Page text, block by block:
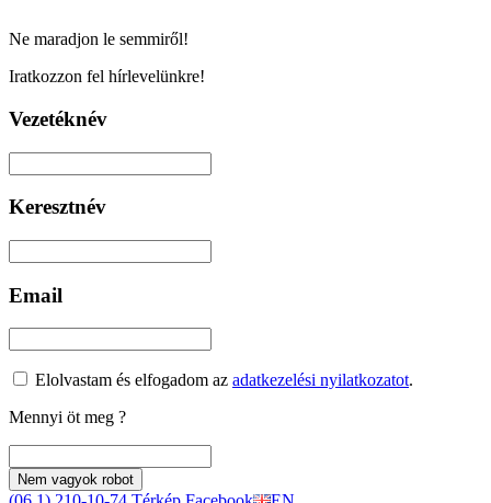
Ne maradjon le semmiről!
Iratkozzon fel hírlevelünkre!
Vezetéknév
Keresztnév
Email
Elolvastam és elfogadom az adatkezelési nyilatkozatot.
Mennyi öt meg ?
Nem vagyok robot